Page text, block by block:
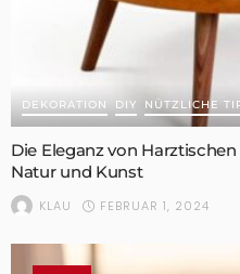
DEKORATION DIY NÜTZLICHE
Die Eleganz von
Natur und Kunst
KLAU FEBRUAR 1, 2024